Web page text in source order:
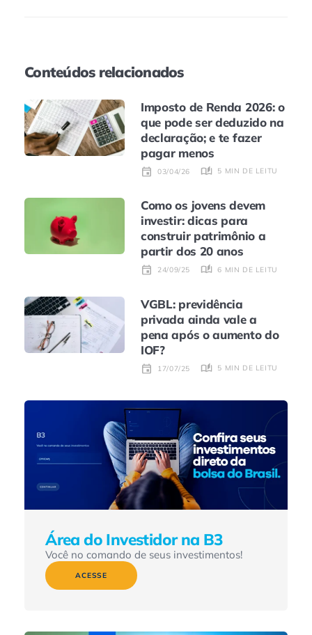
Conteúdos relacionados
Imposto de Renda 2026: o
que pode ser deduzido na
declaração; e te fazer
pagar menos
03/04/26 5 MIN DE LEITURA
Como os jovens devem
investir: dicas para
construir patrimônio a
partir dos 20 anos
24/09/25 6 MIN DE LEITURA
VGBL: previdência
privada ainda vale a
pena após o aumento do
IOF?
17/07/25 5 MIN DE LEITURA
Área do Investidor na B3
Você no comando de seus investimentos!
ACESSE